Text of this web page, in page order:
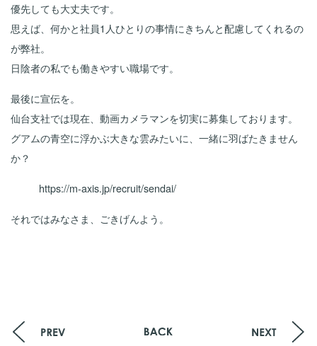
優先しても大丈夫です。
思えば、何かと社員1人ひとりの事情にきちんと配慮してくれるの
が弊社。
日陰者の私でも働きやすい職場です。
最後に宣伝を。
仙台支社では現在、動画カメラマンを切実に募集しております。
グアムの青空に浮かぶ大きな雲みたいに、一緒に羽ばたきません
か？
https://m-axis.jp/recruit/sendai/
それではみなさま、ごきげんよう。